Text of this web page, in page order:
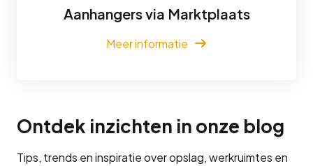
Aanhangers via Marktplaats
Meer informatie
Ontdek inzichten in onze blog
Tips, trends en inspiratie over opslag, werkruimtes en